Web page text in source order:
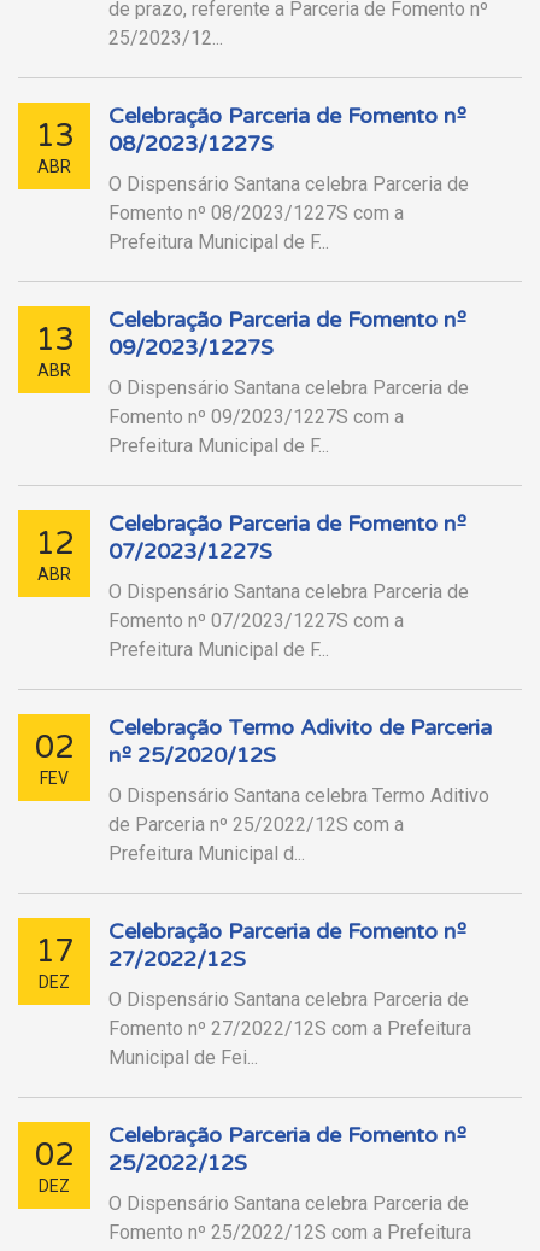
de prazo, referente a Parceria de Fomento nº
25/2023/12...
13
ABR
Celebração Parceria de Fomento nº
08/2023/1227S
O Dispensário Santana celebra Parceria de
Fomento nº 08/2023/1227S com a
Prefeitura Municipal de F...
13
ABR
Celebração Parceria de Fomento nº
09/2023/1227S
O Dispensário Santana celebra Parceria de
Fomento nº 09/2023/1227S com a
Prefeitura Municipal de F...
12
ABR
Celebração Parceria de Fomento nº
07/2023/1227S
O Dispensário Santana celebra Parceria de
Fomento nº 07/2023/1227S com a
Prefeitura Municipal de F...
02
FEV
Celebração Termo Adivito de Parceria
nº 25/2020/12S
O Dispensário Santana celebra Termo Aditivo
de Parceria nº 25/2022/12S com a
Prefeitura Municipal d...
17
DEZ
Celebração Parceria de Fomento nº
27/2022/12S
O Dispensário Santana celebra Parceria de
Fomento nº 27/2022/12S com a Prefeitura
Municipal de Fei...
02
DEZ
Celebração Parceria de Fomento nº
25/2022/12S
O Dispensário Santana celebra Parceria de
Fomento nº 25/2022/12S com a Prefeitura